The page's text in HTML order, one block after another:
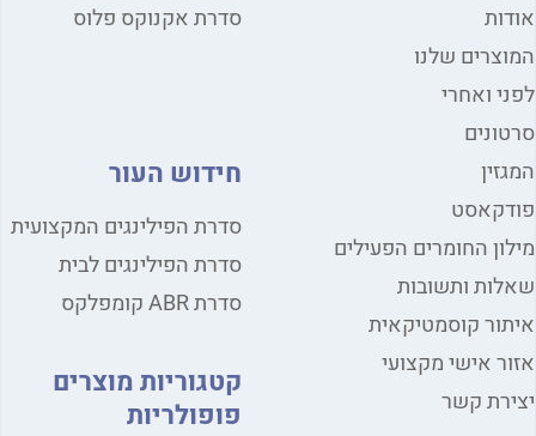
שלנו
ואחרי
החומרים הפעילים
ותשובות
קוסמטיקאית
אישי מקצועי
קשר
סדרת אקנוקס פלוס
חידוש העור
סדרת הפילינגים המקצועית
סדרת הפילינגים לבית
סדרת ABR קומפלקס
קטגוריות מוצרים
פופולריות